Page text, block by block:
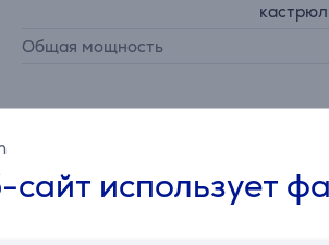
использует
Общая мощность